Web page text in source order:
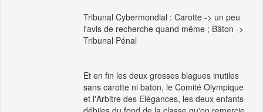
Tribunal Cybermondial : Carotte -> un peu
l'avis de recherche quand même ; Bâton ->
Tribunal Pénal
Et en fin les deux grosses blagues inutiles
sans carotte ni baton, le Comité Olympique
et l'Arbitre des Elégances, les deux enfants